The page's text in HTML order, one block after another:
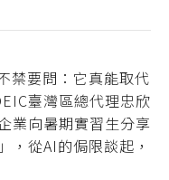
禁要問：它真能取代
臺灣區總代理忠欣
業向暑期實習生分享
，從AI的侷限談起，